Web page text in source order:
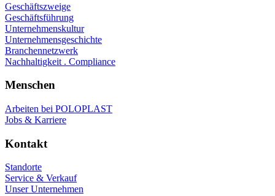
Geschäftszweige
Geschäftsführung
Unternehmenskultur
Unternehmensgeschichte
Branchennetzwerk
Nachhaltigkeit . Compliance
Menschen
Arbeiten bei POLOPLAST
Jobs & Karriere
Kontakt
Standorte
Service & Verkauf
Unser Unternehmen